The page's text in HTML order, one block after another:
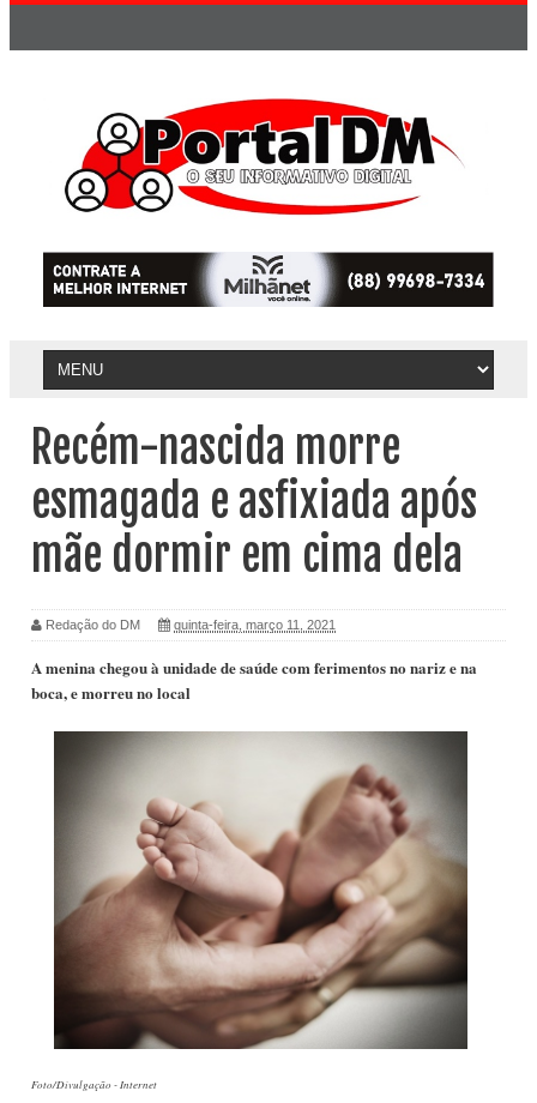
Recém-nascida morre
esmagada e asfixiada após
mãe dormir em cima dela
Redação do DM quinta-feira, março 11, 2021
A menina chegou à unidade de saúde com ferimentos no nariz e na
boca, e morreu no local
Foto/Divulgação - Internet